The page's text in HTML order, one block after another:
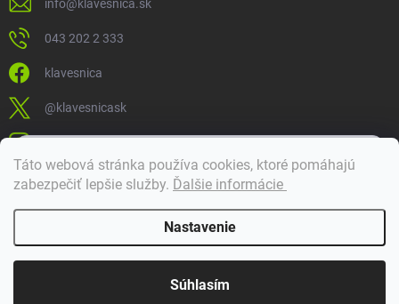
Táto webová stránka používa cookies, ktoré pomáhajú
zabezpečiť lepšie služby. Ďalšie informácie
Nastavenie
Súhlasím
info@klavesnica.sk
043 202 2 333
klavesnica
@klavesnicask
klavesnica_sk
Doprava a platba
Klávesnica . Všetky práva vyhradené.
Dobrý deň! 👋 Pomôžem vám nájsť správny diel. Napíšte mi.